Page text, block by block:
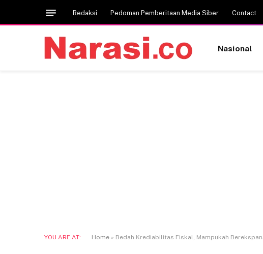
Redaksi Pedoman Pemberitaan Media Siber Contact
Nasional
YOU ARE AT: Home » Bedah Krediabilitas Fiskal, Mampukah